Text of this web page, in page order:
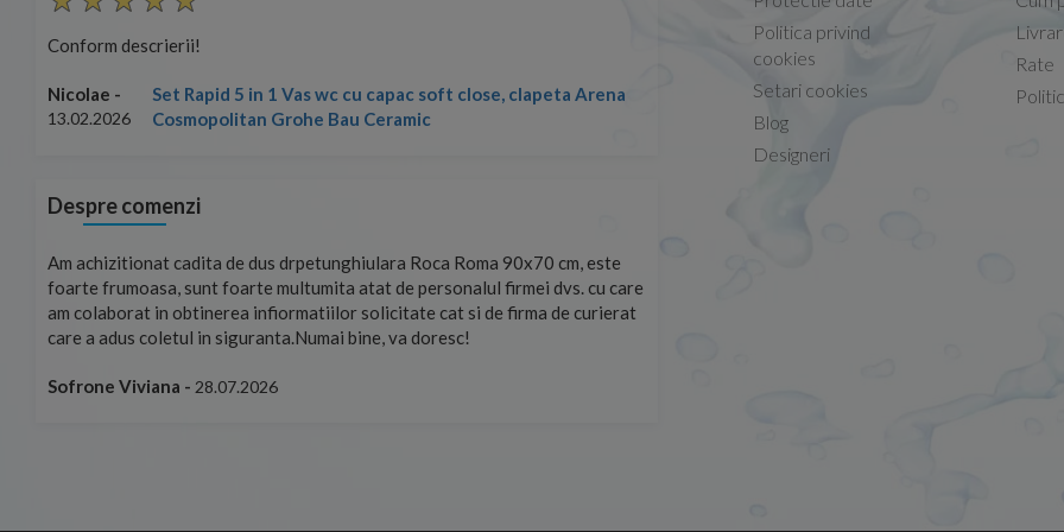
Conform descrierii!
Nicolae -
13.02.2026
Set Rapid 5 in 1 Vas wc cu capac soft close, clapeta Arena
Cosmopolitan Grohe Bau Ceramic
Conform descrierii!
13.02.2026
Despre comenzi
Am achizitionat cadita de dus drpetunghiulara Roca Roma 90x70 cm, este
foarte frumoasa, sunt foarte multumita atat de personalul firmei dvs. cu care
am colaborat in obtinerea infiormatiilor solicitate cat si de firma de curierat
care a adus coletul in siguranta.Numai bine, va doresc!
Sofrone Viviana - 28.07.2026
Politica privind
cookies
Setari cookies
Blog
Designeri
Rate